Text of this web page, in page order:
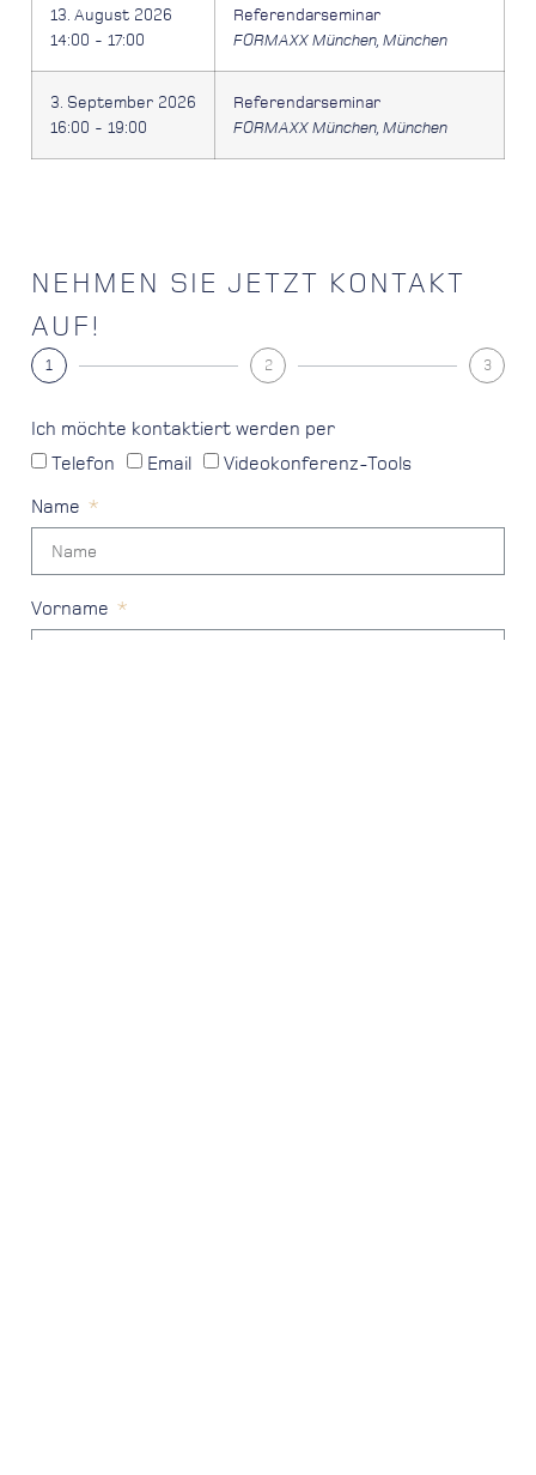
13. August 2026
14:00 - 17:00
Referendarseminar
FORMAXX München, München
3. September 2026
16:00 - 19:00
Referendarseminar
FORMAXX München, München
NEHMEN SIE JETZT KONTAKT
AUF!
1 2 3
Ich möchte kontaktiert werden per
Telefon
Email Videokonferenz-Tools
Name
Vorname